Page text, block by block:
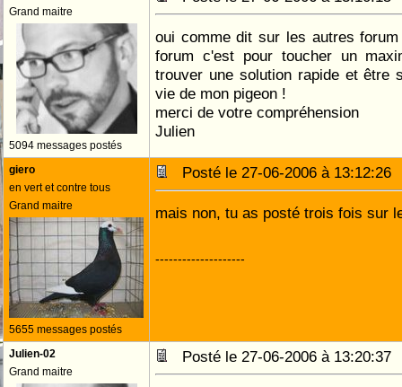
Grand maitre
5094 messages postés
oui comme dit sur les autres
forum c'est pour toucher un
trouver une solution rapide et être
vie de mon pigeon !
merci de votre compréhension
Julien
giero
en vert et contre tous
Grand maitre
5655 messages postés
Posté le 27-06-2006 à
mais non, tu as posté trois fois sur
--------------------
Julien-02
Grand maitre
Posté le 27-06-2006 à